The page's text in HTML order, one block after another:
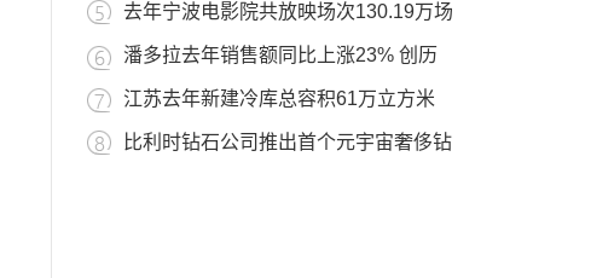
去年宁波电影院共放映场次130.19万场
潘多拉去年销售额同比上涨23% 创历
江苏去年新建冷库总容积61万立方米
比利时钻石公司推出首个元宇宙奢侈钻